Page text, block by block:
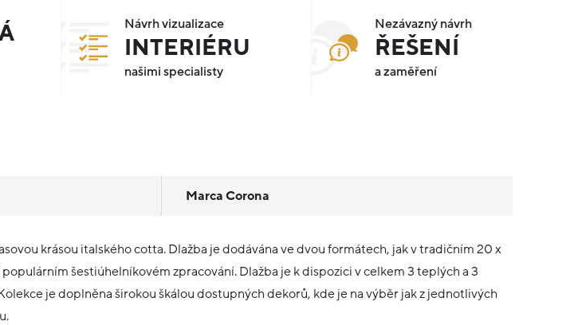
Návrh vizualizace
INTERIÉRU
našimi specialisty
Nezávazný návrh
ŘEŠENÍ
a zaměření
Marca Corona
krásou italského cotta. Dlažba je dodávána ve dvou formátech, jak v tradičním 20 x
šestiúhelníkovém zpracování. Dlažba je k dispozici v celkem 3 teplých a 3
je doplněna širokou škálou dostupných dekorů, kde je na výběr jak z jednotlivých